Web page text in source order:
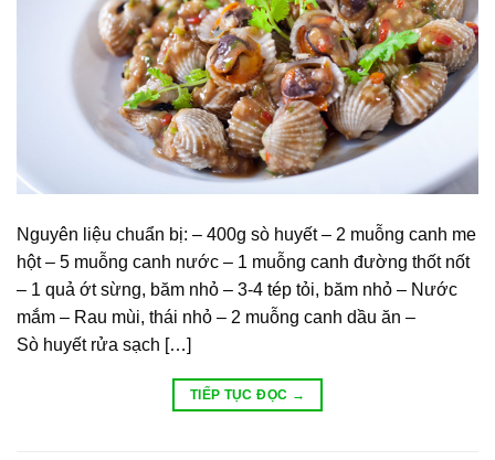
Nguyên liệu chuẩn bị: – 400g sò huyết – 2 muỗng canh me
hột – 5 muỗng canh nước – 1 muỗng canh đường thốt nốt
– 1 quả ớt sừng, băm nhỏ – 3-4 tép tỏi, băm nhỏ – Nước
mắm – Rau mùi, thái nhỏ – 2 muỗng canh dầu ăn –
Sò huyết rửa sạch […]
TIẾP TỤC ĐỌC →